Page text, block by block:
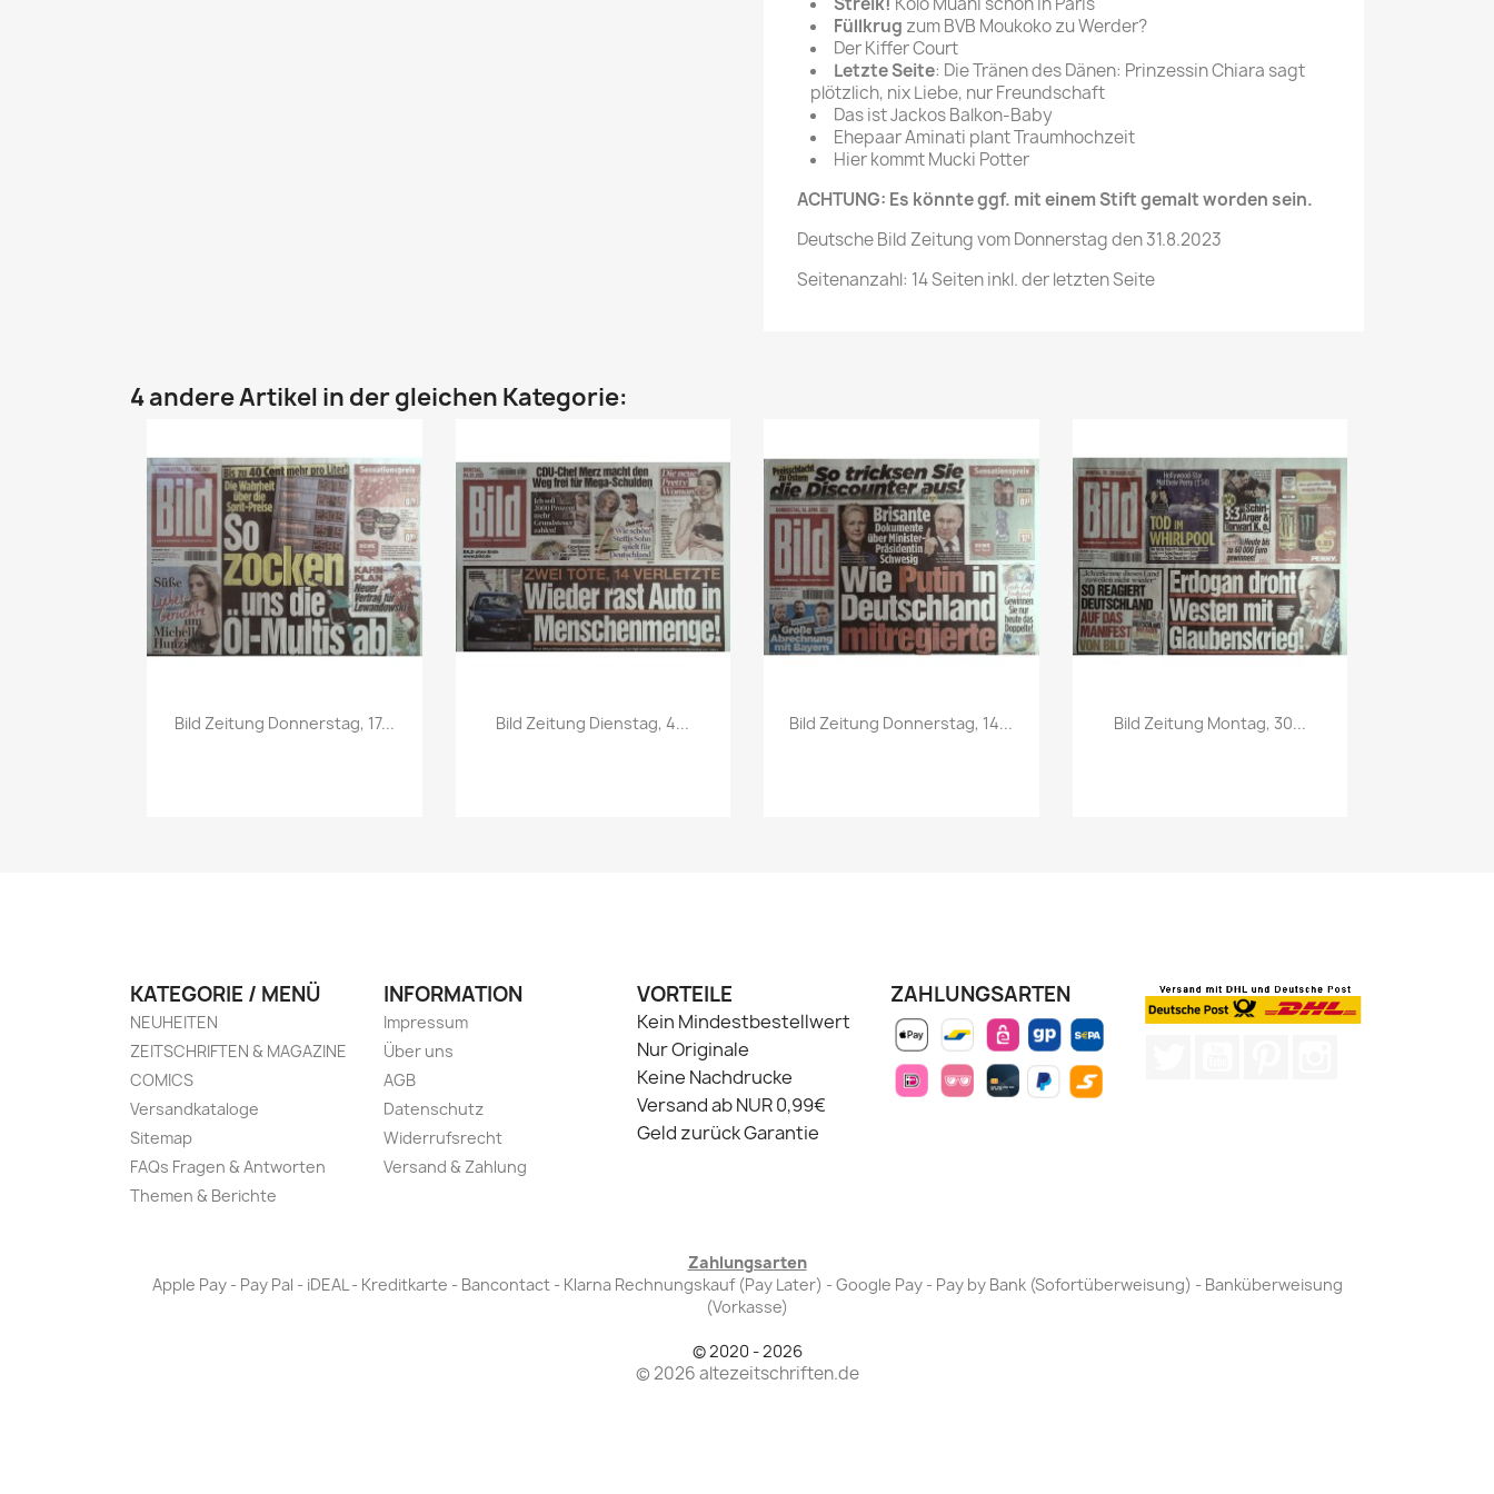
Füllkrug zum BVB Moukoko zu Werder?
Der Kiffer Court
Letzte Seite: Die Tränen des Dänen: Prinzessin Chiara sagt
plötzlich, nix Liebe, nur Freundschaft
Das ist Jackos Balkon-Baby
Ehepaar Aminati plant Traumhochzeit
Hier kommt Mucki Potter
ACHTUNG: Es könnte ggf. mit einem Stift gemalt worden sein.
Deutsche Bild Zeitung vom Donnerstag den 31.8.2023
Seitenanzahl: 14 Seiten inkl. der letzten Seite
4 andere Artikel in der gleichen Kategorie:
Vorschau
Bild Zeitung Donnerstag, 17... Vorschau
Bild Zeitung Dienstag, 4... Vorschau
Bild Zeitung Donnerstag, 14... Vorschau
Bild Zeitung Montag, 30...
KATEGORIE / MENÜ
NEUHEITEN
ZEITSCHRIFTEN & MAGAZINE
COMICS
Versandkataloge
Sitemap
FAQs Fragen & Antworten
Themen & Berichte
INFORMATION
Impressum
Über uns
AGB
Datenschutz
Widerrufsrecht
Versand & Zahlung
VORTEILE
Kein Mindestbestellwert
Nur Originale
Keine Nachdrucke
Versand ab NUR 0,99€
Geld zurück Garantie
ZAHLUNGSARTEN
Zahlungsarten
Apple Pay - Pay Pal - iDEAL - Kreditkarte - Bancontact - Klarna Rechnungskauf (Pay Later) - Google Pay - Pay by Bank (Sofortüberweisung) - Banküberweisung
(Vorkasse)
© 2020 - 2026
© 2026 altezeitschriften.de